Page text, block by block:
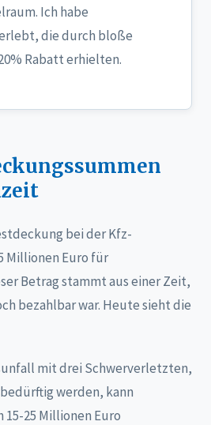
Ich habe
die durch bloße
Rabatt erhielten.
bei der Kfz-
Millionen Euro für
Betrag stammt aus einer Zeit,
bezahlbar war. Heute sieht die
mit drei Schwerverletzten,
werden, kann
15-25 Millionen Euro